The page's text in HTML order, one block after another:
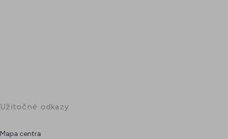
Užitočné odkazy
Mapa centra